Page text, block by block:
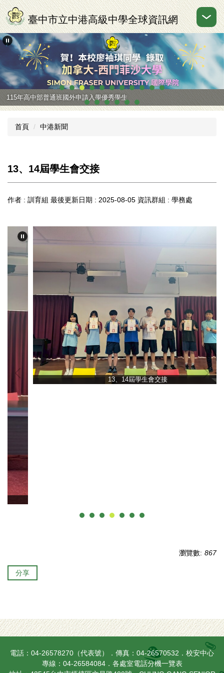
跳
到
主
要
區
臺中市立中港高級中學全球資訊網
115年高中部普通班國外申請入學優秀學生
首頁 中港新聞
13、14屆學生會交接
作者 : 訓育組 最後更新日期 : 2025-08-05 資訊群組 : 學務處
13、14屆學生會交接
瀏覽數: 867
分享
電話：04-26578270（代表號）．傳真：04-26570532．校安中心
專線：04-26584084． 各處室電話分機一覽表